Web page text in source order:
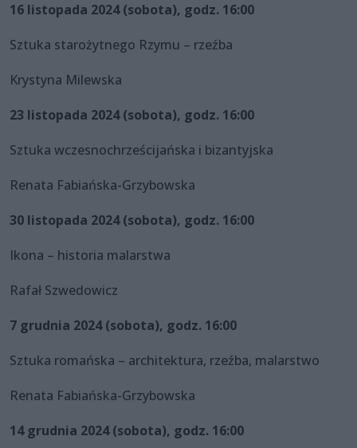
16 listopada 2024 (sobota), godz. 16:00
Sztuka starożytnego Rzymu – rzeźba
Krystyna Milewska
23 listopada 2024 (sobota), godz. 16:00
Sztuka wczesnochrześcijańska i bizantyjska
Renata Fabiańska-Grzybowska
30 listopada 2024 (sobota), godz. 16:00
Ikona – historia malarstwa
Rafał Szwedowicz
7 grudnia 2024 (sobota), godz. 16:00
Sztuka romańska – architektura, rzeźba, malarstwo
Renata Fabiańska-Grzybowska
14 grudnia 2024 (sobota), godz. 16:00